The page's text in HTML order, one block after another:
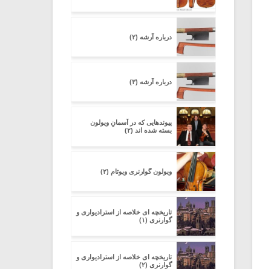
درباره آرشه (۲)
درباره آرشه (۳)
پیوندهایی که در آسمانِ ویولون
بسته شده اند (۲)
ویولون گوارنری ویوتام (۲)
تاریخچه ای خلاصه از استرادیواری و
گوارنری (۱)
تاریخچه ای خلاصه از استرادیواری و
گوارنری (۲)